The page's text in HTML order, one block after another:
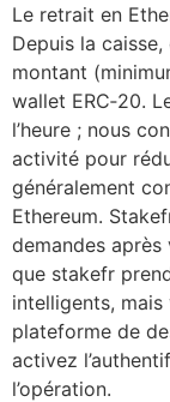
Le retrait en
Depuis la
montant
wallet ERC‑20.
l’heure ; nous
activité pour
généralement
Ethereum.
demandes
que stakefr
intelligents,
plateforme de
activez
l’opération.